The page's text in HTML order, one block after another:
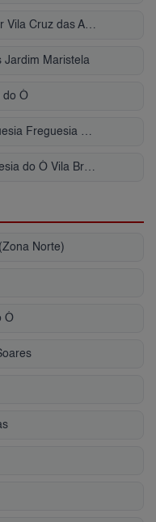
Condomínio Smart Club de Morar Vila Cruz das Almas
Jardim Maristela
do Ó
Condomínio Vibra Estação Freguesia Freguesia do Ó
Condomínio Vivaz Parque Freguesia do Ó Vila Bruna
Norte)
Ó